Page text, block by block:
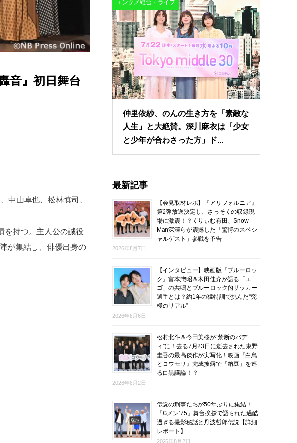
音』初日舞台
中山卓也、松林慎司、
を持つ。主人公の誠役
が集結し、俳優出身の
エンタメ総合・ライフ
仲里依紗、のんの生き方を「素敵な
人生」と大絶賛。深川麻衣は「少女
と少年が合わさった方」ド...
最新記事
【会見取材レポ】『アリフォルニア』
第2弾放送決定し、さっそくの収録現
場に激震！？くりぃむ有田、Snow
Man深澤らが震撼した「驚愕のスペシ
ャルゲスト」参戦を予告
2026年8月7日
【インタビュー】映画版『ブルーロッ
ク』富本惣昭＆木田佳介が語る「エ
ゴ」の共鳴とブルーロック的サッカー
選手とは？約1年の猛特訓で挑んだ“究
極のリアル”
2026年8月6日
松村北斗＆今田美桜が“禁断のバデ
ィ”に！去る7月23日に逝去された東野
圭吾の最高傑作が実写化！映画『白鳥
とコウモリ』完成披露で「納豆」を巡
る白黒議論！？
2026年8月2日
伝説の刑事たちが50年ぶりに集結！
『Gメン’75』舞台挨拶で語られた過酷
過ぎる撮影秘話と丹波哲郎伝説【詳細
レポート】
2026年8月2日